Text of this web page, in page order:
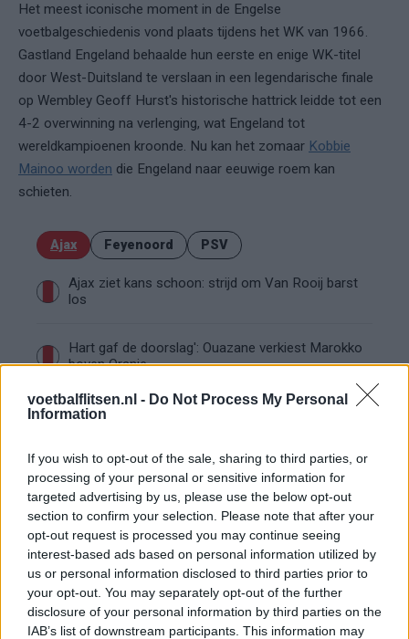
voetbalflitsen.nl - Do Not Process My Personal
Information
If you wish to opt-out of the sale, sharing to third parties, or
processing of your personal or sensitive information for
targeted advertising by us, please use the below opt-out
section to confirm your selection. Please note that after your
opt-out request is processed you may continue seeing
interest-based ads based on personal information utilized by
us or personal information disclosed to third parties prior to
your opt-out. You may separately opt-out of the further
disclosure of your personal information by third parties on the
IAB’s list of downstream participants. This information may
Het meest iconische moment in de Engelse
voetbalgeschiedenis vond plaats tijdens het WK van 1966.
Gastland Engeland behaalde hun eerste en enige WK-titel
door West-Duitsland te verslaan in een legendarische finale
op Wembley Geoff Hurst's historische hattrick leidde tot een
4-2 overwinning na verlenging, wat Engeland tot
wereldkampioenen kroonde. Nu kan het zomaar Kobbie
Mainoo worden die Engeland naar eeuwige roem kan
schieten.
Ajax Feyenoord PSV
Ajax ziet kans schoon: strijd om Van Rooij barst
los
Hart gaf de doorslag': Ouazane verkiest Marokko
boven Oranje
Dit verdient Dusan Tadic bij NEC: salaris en
Ajax dicht bij komst Arokodare: huurdeal met
koopoptie van 22 miljoen
Ajax helpt Burnley uit de brand met afgeknipte
sokken na blunder met tenues
Hakim Ziyech verhuurt opnieuw luxe
appartement op Amsterdamse Zuidas